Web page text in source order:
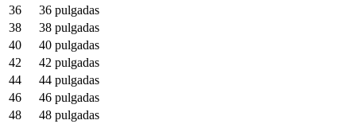
36
36 pulgadas
38
38 pulgadas
40
40 pulgadas
42
42 pulgadas
44
44 pulgadas
46
46 pulgadas
48
48 pulgadas